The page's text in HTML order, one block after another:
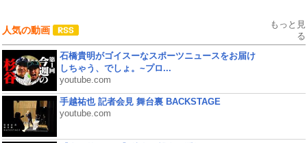
人気の動画
もっと見
る
石橋貴明がゴイスーなスポーツニュースをお届け
しちゃう、でしょ。~プロ...
youtube.com
手越祐也 記者会見 舞台裏 BACKSTAGE
youtube.com